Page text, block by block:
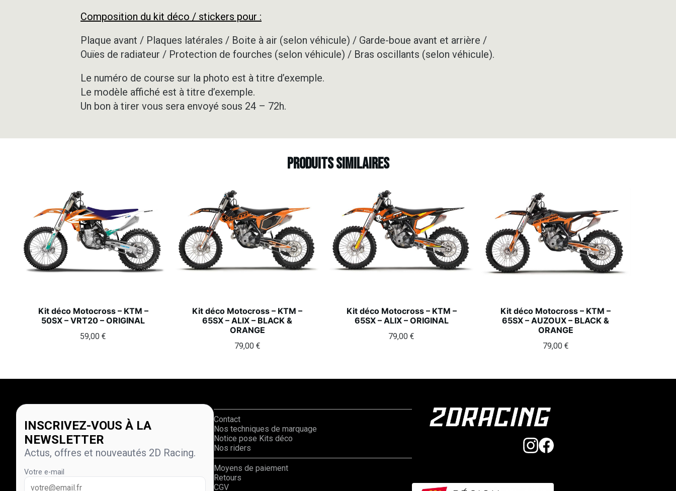
PURPLE
Composition du kit déco / stickers pour :
Plaque avant / Plaques latérales / Boite à air (selon véhicule) / Garde-boue avant et arrière /
Ouïes de radiateur / Protection de fourches (selon véhicule) / Bras oscillants (selon véhicule).
Le numéro de course sur la photo est à titre d’exemple.
Le modèle affiché est à titre d’exemple.
Un bon à tirer vous sera envoyé sous 24 – 72h.
Produits similaires
Kit déco Motocross – KTM –
50SX – VRT20 – ORIGINAL
59,00€
Kit déco Motocross – KTM –
65SX – ALIX – BLACK &
ORANGE
79,00 €
Kit déco Motocross – KTM –
65SX – ALIX – ORIGINAL
79,00€
Kit déco Motocross – KTM –
65SX – AUZOUX – BLACK &
ORANGE
79,00 €
INSCRIVEZ-VOUS À LA
NEWSLETTER
Actus, offres et nouveautés 2D Racing.
Votre e-mail
Contact
Nos techniques de marquage
Notice pose Kits déco
Nos riders
Moyens de paiement
Retours
CGV